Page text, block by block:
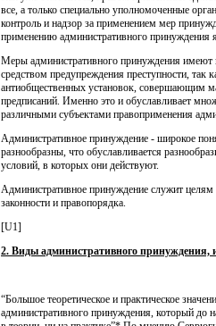
все, а только специально уполномоченные
контроль и надзор за применением мер
применению административного принуждения
Меры административного принуждения имеют
средством предупреждения преступности,
антиобщественных установок, совершающим
предписаний. Именно это и обуславливает
различными субъектами правоприменения
Административное принуждение - широкое
разнообразны, что обуславливается
условий, в которых они действуют.
Административное принуждение служит целям
законности и правопорядка.
[U1]
2. Виды административного принуждения,
“Большое теоретическое и практическое
административного принуждения, который до